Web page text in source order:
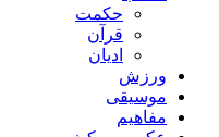
حکمت
قرآن
ادیان
ورزش
موسیقی
مفاهیم